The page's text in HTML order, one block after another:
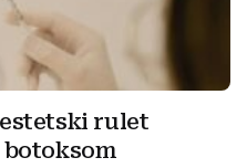
rulet